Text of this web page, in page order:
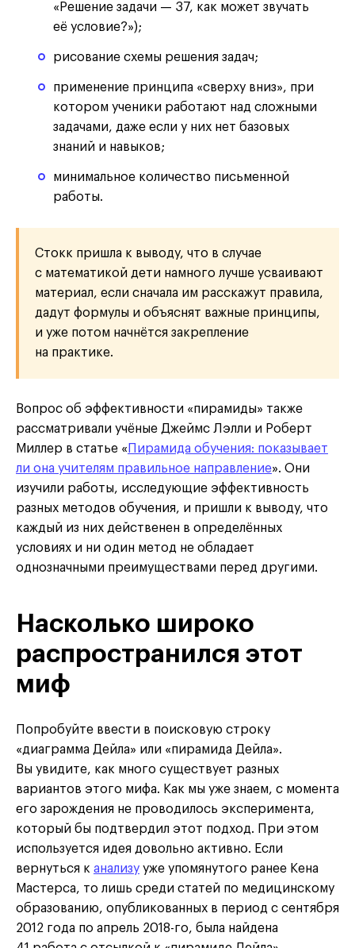
«Решение задачи — 37, как может звучать
её условие?»);
рисование схемы решения задач;
применение принципа «сверху вниз», при
котором ученики работают над сложными
задачами, даже если у них нет базовых
знаний и навыков;
минимальное количество письменной
работы.
Стокк пришла к выводу, что в случае
с математикой дети намного лучше усваивают
материал, если сначала им расскажут правила,
дадут формулы и объяснят важные принципы,
и уже потом начнётся закрепление
на практике.
Вопрос об эффективности «пирамиды» также
рассматривали учёные Джеймс Лэлли и Роберт
Миллер в статье « Пирамида обучения: показывает
ли она учителям правильное направление». Они
изучили работы, исследующие эффективность
разных методов обучения, и пришли к выводу, что
каждый из них действенен в определённых
условиях и ни один метод не обладает
однозначными преимуществами перед другими.
Насколько широко
распространился этот
миф
Попробуйте ввести в поисковую строку
«диаграмма Дейла» или «пирамида Дейла».
Вы увидите, как много существует разных
вариантов этого мифа. Как мы уже знаем, с момента
его зарождения не проводилось эксперимента,
который бы подтвердил этот подход. При этом
используется идея довольно активно. Если
вернуться к анализу уже упомянутого ранее Кена
Мастерса, то лишь среди статей по медицинскому
образованию, опубликованных в период с сентября
2012 года по апрель 2018-го, была найдена